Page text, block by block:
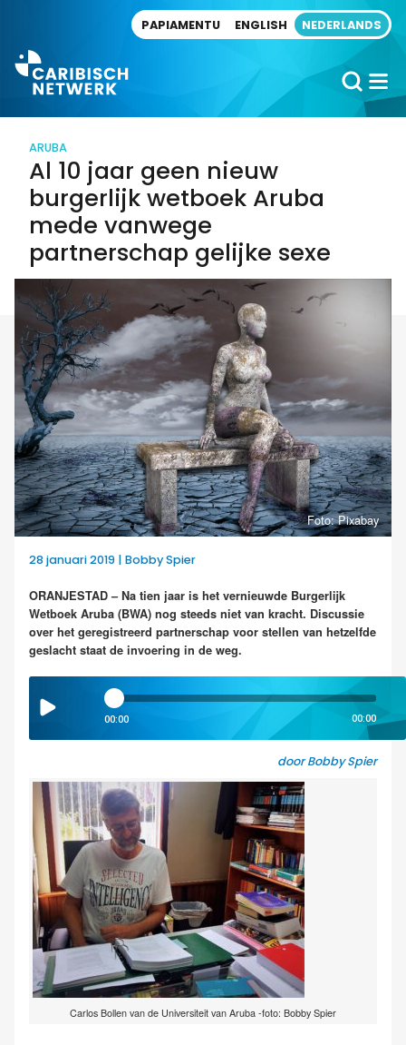
PAPIAMENTU ENGLISH NEDERLANDS
ARUBA
Al 10 jaar geen nieuw
burgerlijk wetboek Aruba
mede vanwege
partnerschap gelijke sexe
Foto: Pixabay
28 januari 2019 | Bobby Spier
ORANJESTAD – Na tien jaar is het vernieuwde Burgerlijk
Wetboek Aruba (BWA) nog steeds niet van kracht. Discussie
over het geregistreerd partnerschap voor stellen van hetzelfde
geslacht staat de invoering in de weg.
00:00 00:00
door Bobby Spier
Carlos Bollen van de Universiteit van Aruba -foto: Bobby Spier